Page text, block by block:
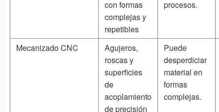
con formas
complejas y
repetibles
procesos.
Mecanizado CNC
Agujeros,
roscas y
superficies
de
acoplamiento
de precisión
Puede
desperdiciar
material en
formas
complejas.